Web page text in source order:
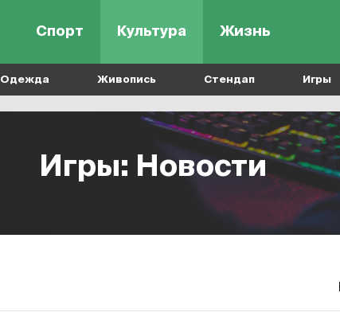
Спорт Культура Жизнь
Одежда Живопись Стендап Игры
Игры: Новости